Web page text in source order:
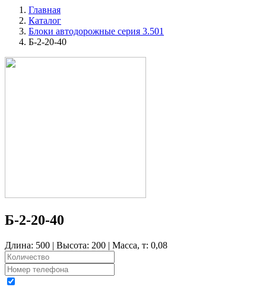
Главная
Каталог
Блоки автодорожные серия 3.501
Б-2-20-40
Б-2-20-40
Длина: 500 | Высота: 200 | Масса, т: 0,08